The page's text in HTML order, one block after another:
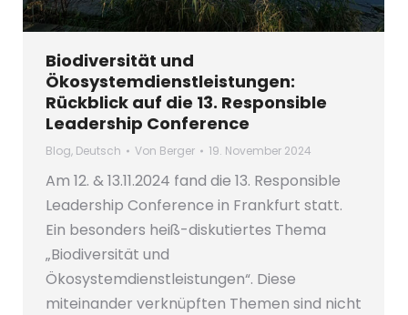
Biodiversität und
Ökosystemdienstleistungen:
Rückblick auf die 13. Responsible
Leadership Conference
Blog, Deutsch Von Berger 19. November 2024
Am 12. & 13.11.2024 fand die 13. Responsible
Leadership Conference in Frankfurt statt.
Ein besonders heiß-diskutiertes Thema
„Biodiversität und
Ökosystemdienstleistungen“. Diese
miteinander verknüpften Themen sind nicht